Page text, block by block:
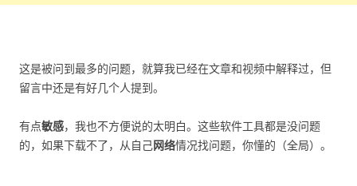
这是被问到最多的问题，就算我已经在文章和视频中解释过，但
留言中还是有好几个人提到。
有点敏感，我也不方便说的太明白。这些软件工具都是没问题
的，如果下载不了，从自己网络情况找问题，你懂的（全局）。